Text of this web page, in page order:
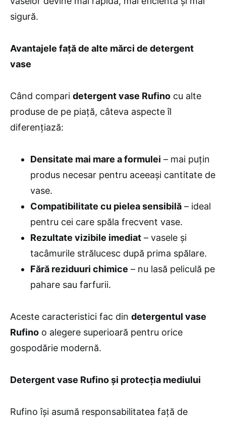
sigură.
Avantajele față de alte mărci de detergent
vase
Când compari detergent vase Rufino cu alte
produse de pe piață, câteva aspecte îl
diferențiază:
Densitate mai mare a formulei – mai puțin
produs necesar pentru aceeași cantitate de
vase.
Compatibilitate cu pielea sensibilă – ideal
pentru cei care spăla frecvent vase.
Rezultate vizibile imediat – vasele și
tacâmurile strălucesc după prima spălare.
Fără reziduuri chimice – nu lasă peliculă pe
pahare sau farfurii.
Aceste caracteristici fac din detergentul vase
Rufino o alegere superioară pentru orice
gospodărie modernă.
Detergent vase Rufino și protecția mediului
Rufino își asumă responsabilitatea față de